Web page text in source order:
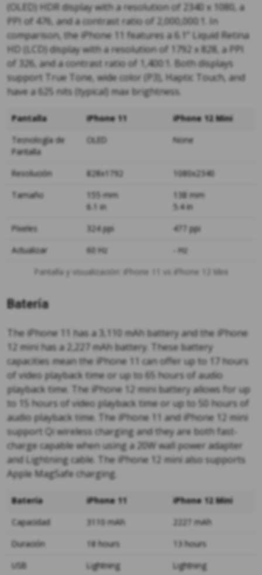
(OLED) HDR display with a resolution of 2340 x 1080, a
PPI of 476, and a contrast ratio of 2,000,000:1. In
comparison, the iPhone 11 features a 6.1” Liquid Retina
HD (LCD) display with a resolution of 1792 x 828, a PPI
of 326, and a contrast ratio of 1,400:1. Both displays
support True Tone, wide color (P3), Haptic Touch, and
have a 625 nits (typical) max brightness.
Pantalla y visualización: iPhone 11 vs iPhone 12 Mini
Pantalla iPhone 11
iPhone 12 Mini
Tecnología de
Pantalla
OLED None
Resolución 828x1792
1080x2340
Tamaño
155 mm
6.1 in
138 mm
5.4 in
Píxeles
324 ppi
477 ppi
Actualizar
60 Hz - Hz
Batería
The iPhone 11 has a 3,110 mAh battery and the iPhone
12 mini has a 2,227 mAh battery. These battery
capacities mean the iPhone 11 can offer up to 17 hours
of video playback time or up to 65 hours of audio
playback time. The iPhone 12 mini battery allows for up
to 15 hours of video playback time or up to 50 hours of
audio playback time. The iPhone 11 and iPhone 12 mini
support Qi wireless charging and they are both fast-
charge capable when using a 20W wall power adapter
and Lightning cable. The iPhone 12 mini also supports
Apple MagSafe charging.
Batería iPhone 11
iPhone 12 Mini
Capacidad
3110 mAh
2227 mAh
Duración
18 hours
13 hours
USB
Lightning Lightning